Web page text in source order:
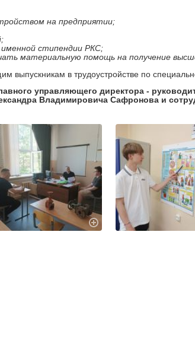
на предприятии;
именной стипендии РКС;
материальную помощь на получение
выпускникам в трудоустройстве по
управляющего директора -
Владимировича Сафронова и